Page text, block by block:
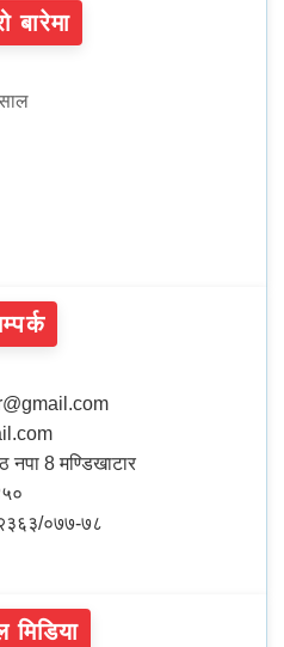
बारेमा
नपा 8 मण्डिखाटार
०७७-७८
मिडिया